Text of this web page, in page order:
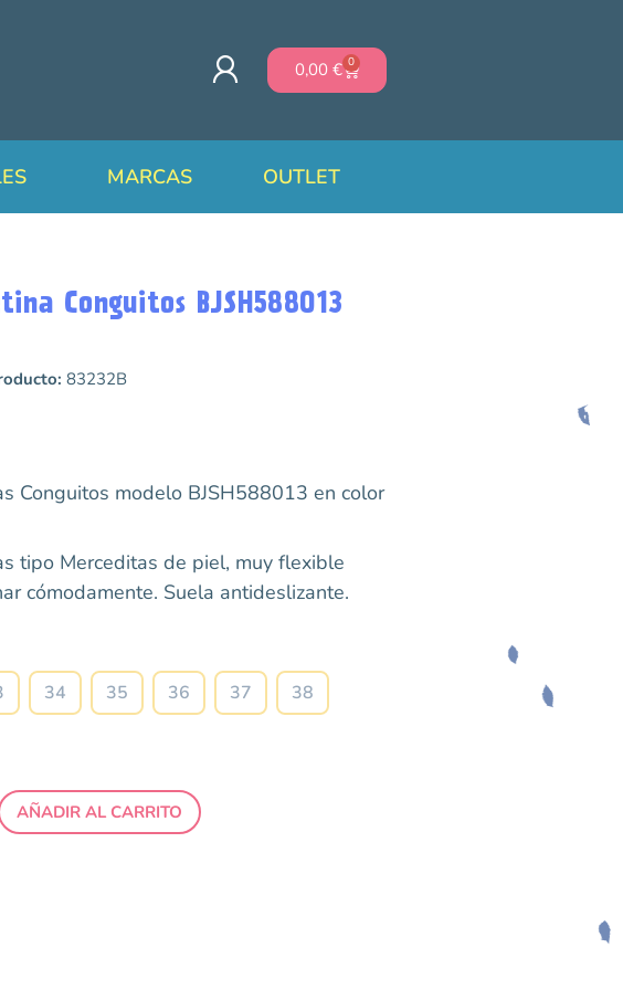
0,00 € 0
MARCAS OUTLET
Conguitos BJSH588013
83232B
Conguitos modelo BJSH588013 en color
tipo Merceditas de piel, muy flexible
cómodamente. Suela antideslizante.
34 35 36 37 38
AÑADIR AL CARRITO